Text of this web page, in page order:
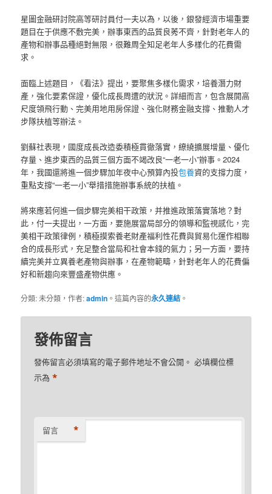
星圖金融研討院高等研討員付一夫以為，以後，銀發經濟市場重要
題目在于供應不敷完美，辦事東西的品質良莠不齊，針對老年人的
產物和辦事品種絕對無限，很難周全知足老年人多樣化的花費需
求。
面臨上述題目，《看法》提出，要聚焦多樣化需求，培養潛力財
產，強化要素保證，優化成長周遭的狀況。詳細而言，包含展開高
尺度領飛行動、完美用地用房保證、強化財務金融支撐、推動人才
步隊扶植等辦法。
劉蘇社表現，國度成長改造委積極貫徹落實，繚繞擴展增量、優化
存量、進步東西的品質三個方面不竭改良“一老一小”辦事。2024
年，我國還將進一個步驟加年夜中心預算內投包養資的支撐力度，
重點支撐“一老一小”舉措措施辦事系統的扶植。
將來應若何進一個步驟完美相干政策，并推進政策落實落地？對
此，付一夫提出，一方面，要施展當局部分的領導和監視感化，完
美相干政策律例，積極摸索養老財產福利性花費與貿易化運作相聯
合的成長形式，充足整合當局和社會本錢的氣力；另一方面，要持
續完美并立異養老產物與辦事，在產物範疇，針對老年人的花費偏
好和新趨向來豐盛產物供應。
分類: 未分類，作者:admin 。這篇內容的永久連結 。
發佈留言
發佈留言必須填寫的電子郵件地址不會公開。 必填欄位標
示為*
留言 *